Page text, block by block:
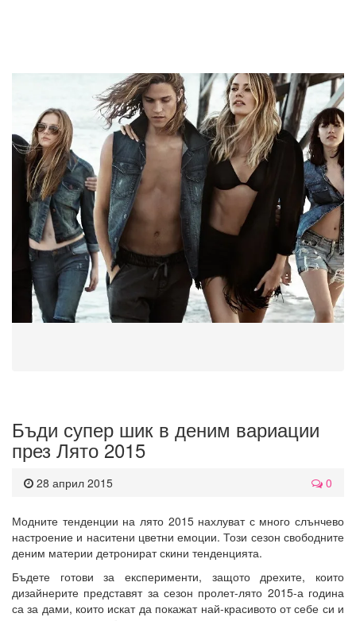
Бъди супер шик в деним вариации
през Лято 2015
28 април 2015 0
Модните тенденции на лято 2015 нахлуват с много слънчево
настроение и наситени цветни емоции. Този сезон свободните
деним материи детронират скини тенденцията.
Бъдете готови за експерименти, защото дрехите, които
дизайнерите представят за сезон пролет-лято 2015-а година
са за дами, които искат да покажат най-красивото от себе си и